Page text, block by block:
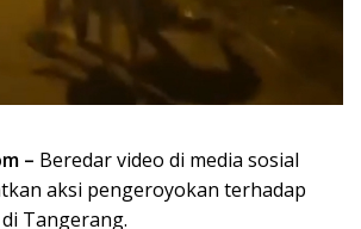
– Beredar video di media sosial
aksi pengeroyokan terhadap
Tangerang.